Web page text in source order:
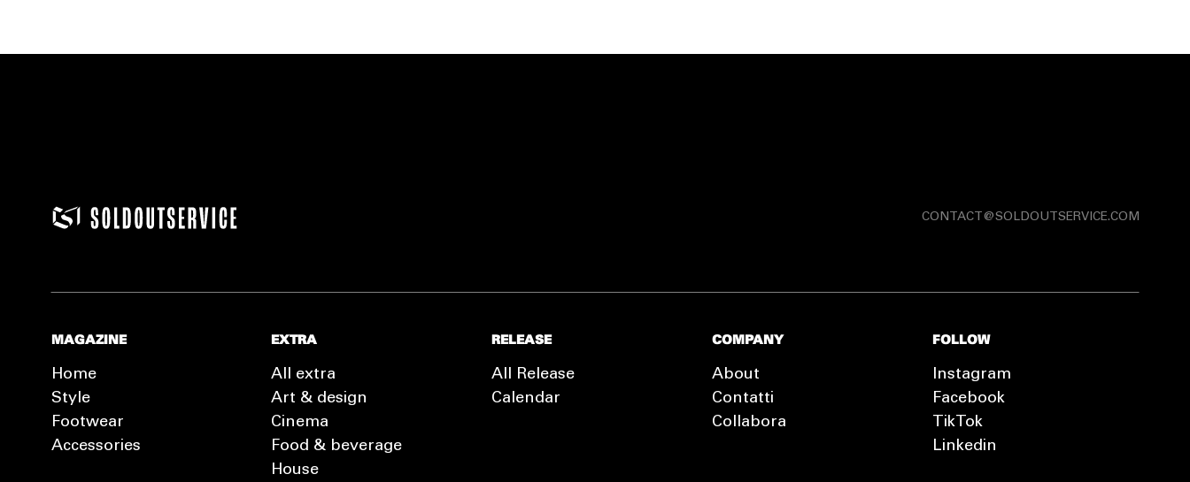
CONTACT@SOLDOUTSERVICE.COM
MAGAZINE
Home
Style
Footwear
Accessories
EXTRA
All extra
Art & design
Cinema
Food & beverage
House
RELEASE
All Release
Calendar
COMPANY
About
Contatti
Collabora
FOLLOW
Instagram
Facebook
TikTok
Linkedin